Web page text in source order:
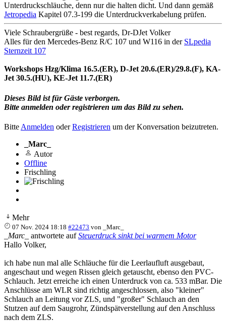
Unterdruckschläuche, denn nur die halten dicht. Und dann gemäß
Jetropedia Kapitel 07.3-199 die Unterdruckverkabelung prüfen.
Viele Schraubergrüße - best regards, Dr-DJet Volker
Alles für den Mercedes-Benz R/C 107 und W116 in der SLpedia
Sternzeit 107
Workshops Hzg/Klima 16.5.(ER), D-Jet 20.6.(ER)/29.8.(F), KA-
Jet 30.5.(HU), KE-Jet 11.7.(ER)
Dieses Bild ist für Gäste verborgen.
Bitte anmelden oder registrieren um das Bild zu sehen.
Bitte Anmelden oderRegistrieren um der Konversation beizutreten.
_Marc_
Autor
Offline
Frischling
Mehr
07 Nov. 2024 18:18 #22473 von _Marc_
_Marc_ antwortete aufSteuerdruck sinkt bei warmem Motor
Hallo Volker,
ich habe nun mal alle Schläuche für die Leerlaufluft ausgebaut,
angeschaut und wegen Rissen gleich getauscht, ebenso den PVC-
Schlauch. Jetzt erreiche ich einen Unterdruck von ca. 533 mBar. Die
Anschlüsse am WLR sind richtig angeschlossen, also "kleiner"
Schlauch an Leitung vor ZLS, und "großer" Schlauch an den
Stutzen auf dem Saugrohr, Zündspätverstellung auf den Anschluss
nach dem ZLS.